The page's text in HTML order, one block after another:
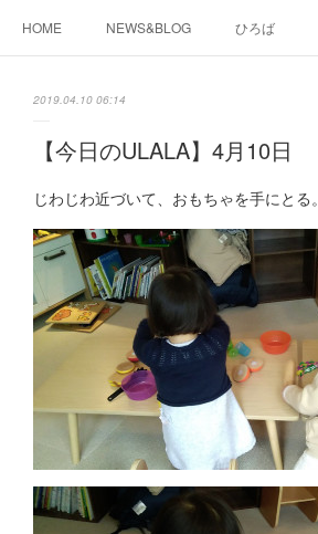
HOME NEWS&BLOG ひろば
2019.04.10 06:14
【今日のULALA】4月10日
じわじわ近づいて、おもちゃを手にとる。